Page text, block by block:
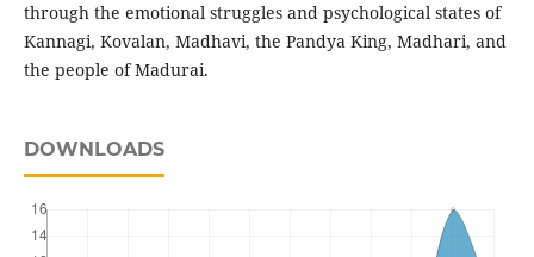
through the emotional struggles and psychological states of
Kannagi, Kovalan, Madhavi, the Pandya King, Madhari, and
the people of Madurai.
DOWNLOADS